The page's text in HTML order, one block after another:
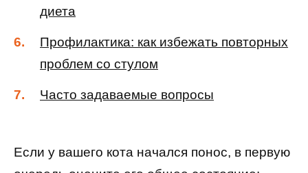
диета
Профилактика: как избежать повторных
проблем со стулом
Часто задаваемые вопросы
Если у вашего кота начался понос, в первую